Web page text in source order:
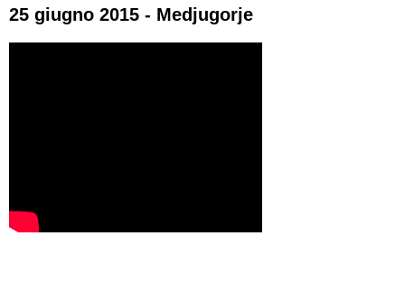
25 giugno 2015 - Medjugorje